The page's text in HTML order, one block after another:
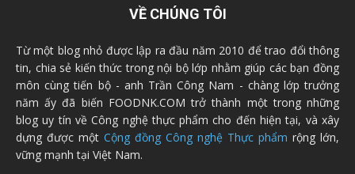
VỀ CHÚNG TÔI
Từ một blog nhỏ được lập ra đầu năm 2010 để trao đổi thông
tin, chia sẻ kiến thức trong nội bộ lớp nhằm giúp các bạn đồng
môn cùng tiến bộ - anh Trần Công Nam - chàng lớp trưởng
năm ấy đã biến FOODNK.COM trở thành một trong những
blog uy tín về Công nghệ thực phẩm cho đến hiện tại, và xây
dựng được một Cộng đồng Công nghệ Thực phẩm rộng lớn,
vững mạnh tại Việt Nam.